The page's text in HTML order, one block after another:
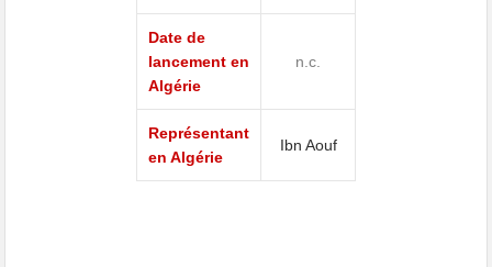
Date de
lancement en
Algérie
n.c.
Représentant
en Algérie
Ibn Aouf